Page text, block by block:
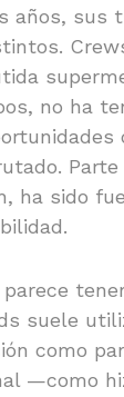
años, sus
no ha
Parte
ha sido
suele
como
—como